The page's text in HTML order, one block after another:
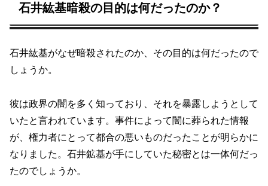
石井紘基暗殺の目的は何だったのか？
石井紘基がなぜ暗殺されたのか、その目的は何だったので
しょうか。
彼は政界の闇を多く知っており、それを暴露しようとして
いたと言われています。事件によって闇に葬られた情報
が、権力者にとって都合の悪いものだったことが明らかに
なりました。石井鉱基が手にしていた秘密とは一体何だっ
たのでしょうか。